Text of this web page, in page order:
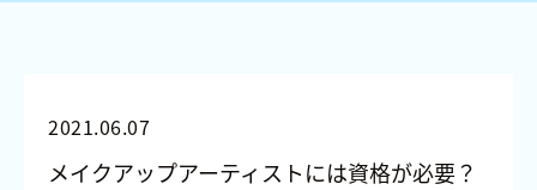
2021.06.07
メイクアップアーティストには資格が必要？